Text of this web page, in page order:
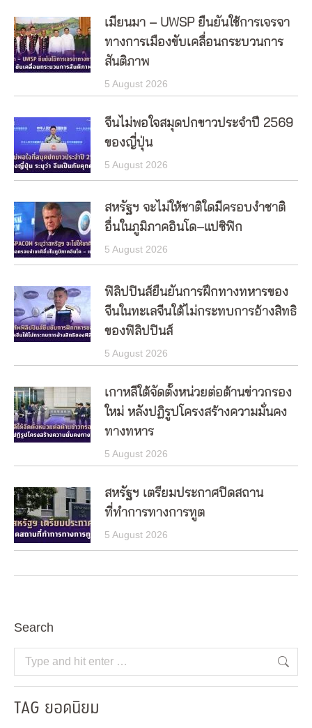
เมียนมา – UWSP ยืนยันใช้การเจรจา
ทางการเมืองขับเคลื่อนกระบวนการ
สันติภาพ
5 August 2026
จีนไม่พอใจสมุดปกขาวประจำปี 2569
ของญี่ปุ่น
5 August 2026
สหรัฐฯ จะไม่ให้ชาติใดมีครอบงำชาติ
อื่นในภูมิภาคอินโด–แปซิฟิก
5 August 2026
ฟิลิปปินส์ยืนยันการฝึกทางทหารของ
จีนในทะเลจีนใต้ไม่กระทบการอ้างสิทธิ
ของฟิลิปปินส์
5 August 2026
เกาหลีใต้จัดตั้งหน่วยต่อต้านข่าวกรอง
ใหม่ หลังปฏิรูปโครงสร้างความมั่นคง
ทางทหาร
5 August 2026
สหรัฐฯ เตรียมประกาศปิดสถาน
ที่ทำการทางการทูต
5 August 2026
Search
Search:
TAG ยอดนิยม